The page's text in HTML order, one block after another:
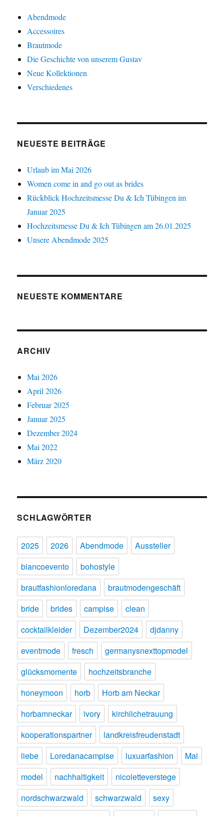
Abendmode
Accessoires
Brautmode
Die Geschichte von unserem Gustav
Neue Kollektionen
Verschiedenes
NEUESTE BEITRÄGE
Urlaub im Mai 2026
Women come in and go out as brides
Rückblick Hochzeitsmesse Du & Ich Tübingen im
Januar 2025
Hochzeitsmesse Du & Ich Tübingen am 26.01.2025
Unsere Abendmode 2025
NEUESTE KOMMENTARE
ARCHIV
Mai 2026
April 2026
Februar 2025
Januar 2025
Dezember 2024
Mai 2022
März 2020
SCHLAGWÖRTER
2025 2026 Abendmode
Aussteller
biancoevento
bohostyle
brautfashionloredana
brautmodengeschäft
bride
brides campise
clean
cocktailkleider
Dezember2024
djdanny
eventmode
fresch
germanysnexttopmodel
glücksmomente
hochzeitsbranche
honeymoon
horb
Horb am Neckar
horbamneckar
ivory
kirchlichetrauung
kooperationspartner
landkreisfreudenstadt
liebe
Loredanacampise luxuarfashion
Mai
model
nachhaltigkeit
nicoletteverstege
nordschwarzwald
schwarzwald
sexy